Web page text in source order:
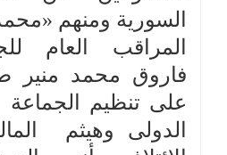
السورية ومنهم
المراقب العام
فاروق محمد منير
على تنظيم
الدولى وهيثم